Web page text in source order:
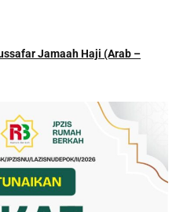
Jamaah Haji (Arab –